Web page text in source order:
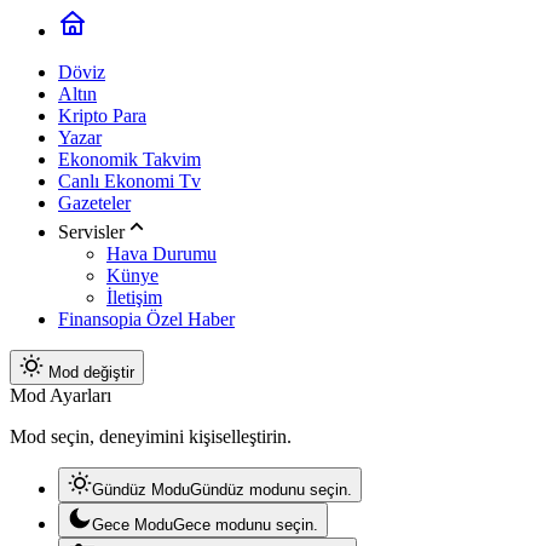
Döviz
Altın
Kripto Para
Yazar
Ekonomik Takvim
Canlı Ekonomi Tv
Gazeteler
Servisler
Hava Durumu
Künye
İletişim
Finansopia Özel Haber
Mod değiştir
Mod Ayarları
Mod seçin, deneyimini kişiselleştirin.
Gündüz ModuGündüz modunu seçin.
Gece ModuGece modunu seçin.